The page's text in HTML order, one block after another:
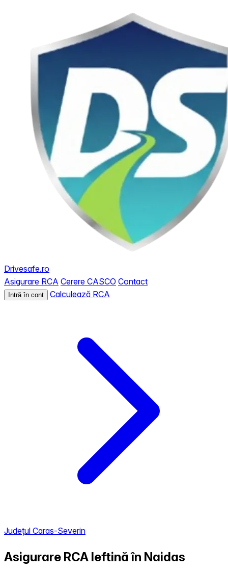
Drivesafe.ro
Asigurare RCA Cerere CASCO Contact
Intră în cont Calculează RCA
Județul Caras-Severin
Asigurare RCA Ieftină în Naidas